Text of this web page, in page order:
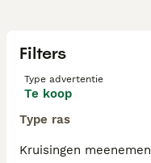
Filters
Type advertentie
Te koop
Type ras
Kruisingen meenemen